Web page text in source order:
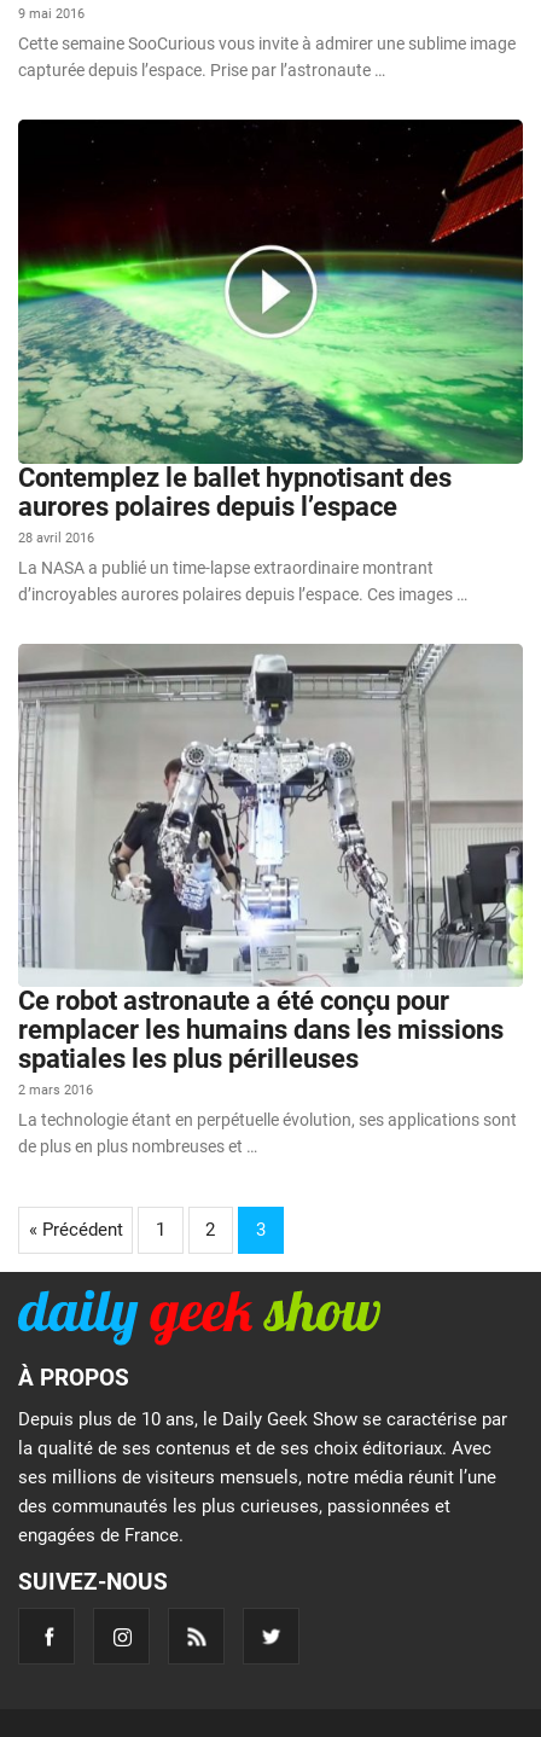
9 mai 2016
Cette semaine SooCurious vous invite à admirer une sublime image
capturée depuis l’espace. Prise par l’astronaute …
Contemplez le ballet hypnotisant des
aurores polaires depuis l’espace
28 avril 2016
La NASA a publié un time-lapse extraordinaire montrant
d’incroyables aurores polaires depuis l’espace. Ces images …
Ce robot astronaute a été conçu pour
remplacer les humains dans les missions
spatiales les plus périlleuses
2 mars 2016
La technologie étant en perpétuelle évolution, ses applications sont
de plus en plus nombreuses et …
« Précédent 1 2 3
À PROPOS
Depuis plus de 10 ans, le Daily Geek Show se caractérise par
la qualité de ses contenus et de ses choix éditoriaux. Avec
ses millions de visiteurs mensuels, notre média réunit l’une
des communautés les plus curieuses, passionnées et
engagées de France.
SUIVEZ-NOUS